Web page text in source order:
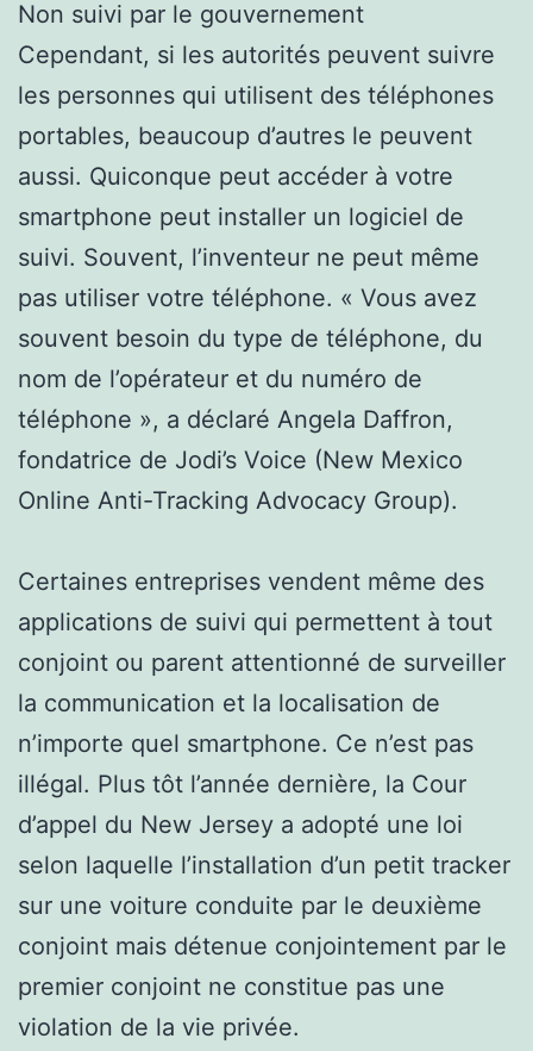
Non suivi par le gouvernement
Cependant, si les autorités peuvent suivre
les personnes qui utilisent des téléphones
portables, beaucoup d’autres le peuvent
aussi. Quiconque peut accéder à votre
smartphone peut installer un logiciel de
suivi. Souvent, l’inventeur ne peut même
pas utiliser votre téléphone. « Vous avez
souvent besoin du type de téléphone, du
nom de l’opérateur et du numéro de
téléphone », a déclaré Angela Daffron,
fondatrice de Jodi’s Voice (New Mexico
Online Anti-Tracking Advocacy Group).
Certaines entreprises vendent même des
applications de suivi qui permettent à tout
conjoint ou parent attentionné de surveiller
la communication et la localisation de
n’importe quel smartphone. Ce n’est pas
illégal. Plus tôt l’année dernière, la Cour
d’appel du New Jersey a adopté une loi
selon laquelle l’installation d’un petit tracker
sur une voiture conduite par le deuxième
conjoint mais détenue conjointement par le
premier conjoint ne constitue pas une
violation de la vie privée.